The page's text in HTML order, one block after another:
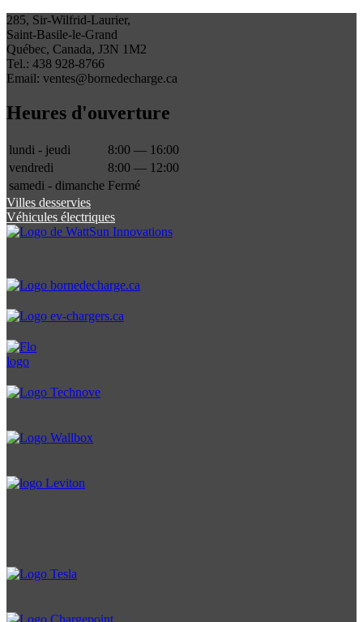
285, Sir-Wilfrid-Laurier,
Saint-Basile-le-Grand
Québec, Canada, J3N 1M2
Tel.: 438 928-8766
Email: ventes@bornedecharge.ca
Heures d'ouverture
lundi - jeudi
8:00 — 16:00
vendredi
8:00 — 12:00
samedi - dimanche Fermé
Villes desservies
Véhicules électriques